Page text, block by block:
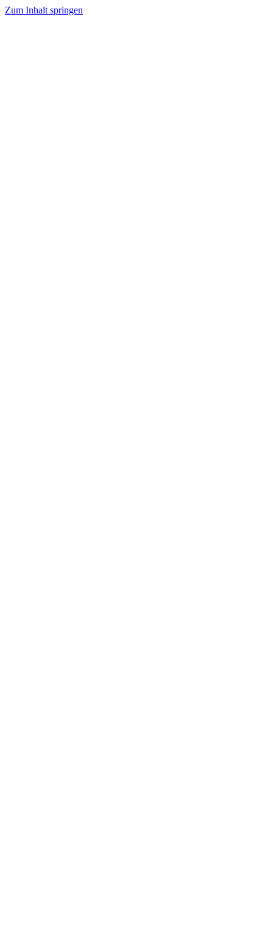
Zum Inhalt springen